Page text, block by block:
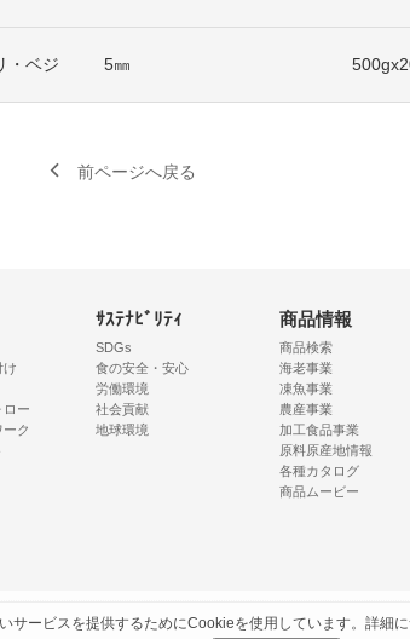
・ベジ 5㎜
前ページへ戻る
け
ロー
ク
ｻｽﾃﾅﾋﾞﾘﾃｨ
SDGs
食の安全・安心
労働環境
社会貢献
地球環境
商品情報
商品検索
海老事業
凍魚事業
農産事業
加工食品事業
原料原産地情報
各種カタログ
商品ムービー
サービスを提供するためにCookieを使用しています。詳細に